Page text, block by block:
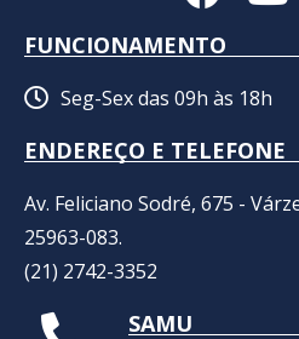
FUNCIONAMENTO
Seg-Sex das 09h às 18h
ENDEREÇO E TELEFONE
Av. Feliciano Sodré, 675 -
25963-083.
(21) 2742-3352​
SAMU